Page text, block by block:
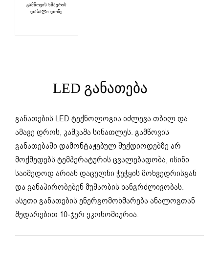
გამწოვის ხმაურის
დაბალი დონე
LED ᲒᲐᲜᲐᲗᲔᲑᲐ
განათების LED ტექნოლოგია იძლევა თბილ და
ამავე დროს, კაშკაშა სინათლეს. გამწოვის
განათებაში დამონტაჟებულ შუქდიოდებზე არ
მოქმედებს ტემპერატურის ცვალებადობა, ისინი
საიმედოდ არიან დაცულნი ჭუჭყის მოხვედრისგან
და განაპირობებენ მუშაობის ხანგრძლივობას.
ასეთი განათების ენერგომოხმარება ანალოგთან
შედარებით 10-ჯერ ეკონომიურია.